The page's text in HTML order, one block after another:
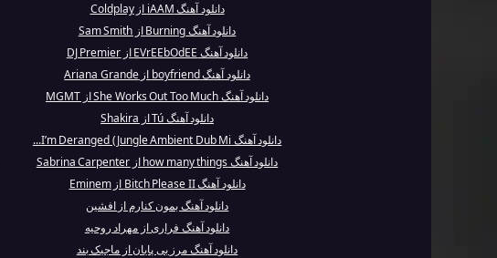
دانلود آهنگ iAAM از Coldplay
دانلود آهنگ Burning از Sam Smith
دانلود آهنگ EVrEEbOdEE از DJ Premier
دانلود آهنگ boyfriend از Ariana Grande
دانلود آهنگ She Works Out Too Much از MGMT
دانلود آهنگ Tú از Shakira
دانلود آهنگ I’m Deranged (Jungle Ambient Dub Mi...
دانلود آهنگ how many things از Sabrina Carpenter
دانلود آهنگ Bitch Please II از Eminem
دانلود آهنگ بمون کنارم از افشین
دانلود آهنگ فراری از مهراد روحیه
دانلود آهنگ مرز بی پایان از ماجیک بند